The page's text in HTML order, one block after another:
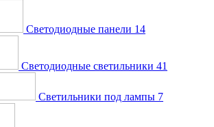
Светодиодные панели 14
Светодиодные светильники 41
Светильники под лампы 7